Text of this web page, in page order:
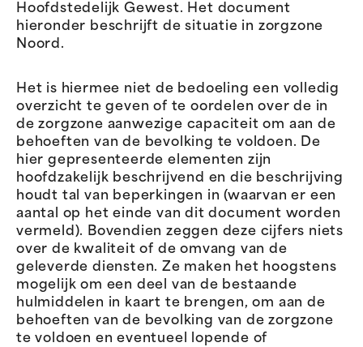
Hoofdstedelijk Gewest. Het document
hieronder beschrijft de situatie in zorgzone
Noord.
Het is hiermee niet de bedoeling een volledig
overzicht te geven of te oordelen over de in
de zorgzone aanwezige capaciteit om aan de
behoeften van de bevolking te voldoen. De
hier gepresenteerde elementen zijn
hoofdzakelijk beschrijvend en die beschrijving
houdt tal van beperkingen in (waarvan er een
aantal op het einde van dit document worden
vermeld). Bovendien zeggen deze cijfers niets
over de kwaliteit of de omvang van de
geleverde diensten. Ze maken het hoogstens
mogelijk om een deel van de bestaande
hulmiddelen in kaart te brengen, om aan de
behoeften van de bevolking van de zorgzone
te voldoen en eventueel lopende of